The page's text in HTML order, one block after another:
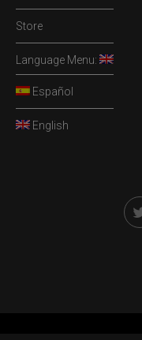
Store
Language Menu:
Español
English